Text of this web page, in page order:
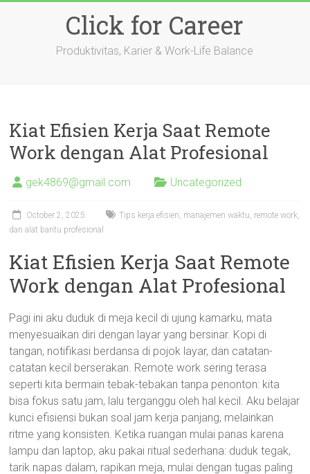
Click for Career
Produktivitas, Karier & Work-Life Balance
Kiat Efisien Kerja Saat Remote
Work dengan Alat Profesional
gek4869@gmail.com Uncategorized
October 2, 2025
Tips kerja efisien, manajemen waktu, remote work,
dan alat bantu profesional
Kiat Efisien Kerja Saat Remote
Work dengan Alat Profesional
Pagi ini aku duduk di meja kecil di ujung kamarku, mata
menyesuaikan diri dengan layar yang bersinar. Kopi di
tangan, notifikasi berdansa di pojok layar, dan catatan-
catatan kecil berserakan. Remote work sering terasa
seperti kita bermain tebak-tebakan tanpa penonton: kita
bisa fokus satu jam, lalu terganggu oleh hal kecil. Aku belajar
kunci efisiensi bukan soal jam kerja panjang, melainkan
ritme yang konsisten. Ketika ruangan mulai panas karena
lampu dan laptop, aku pakai ritual sederhana: duduk tegak,
tarik napas dalam, rapikan meja, mulai dengan tugas paling